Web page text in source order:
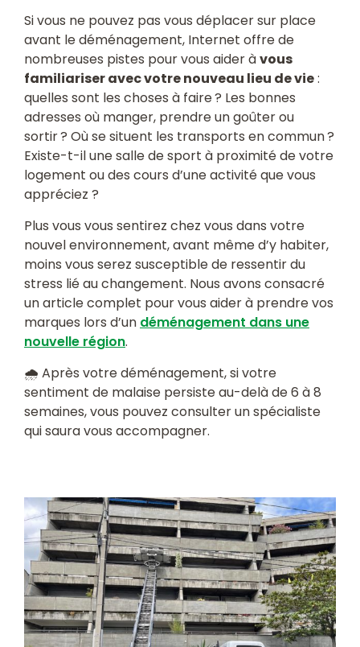
Si vous ne pouvez pas vous déplacer sur place
avant le déménagement, Internet offre de
nombreuses pistes pour vous aider àvous
familiariser avec votre nouveau lieu de vie:
quelles sont les choses à faire ? Les bonnes
adresses où manger, prendre un goûter ou
sortir ? Où se situent les transports en commun ?
Existe-t-il une salle de sport à proximité de votre
logement ou des cours d’une activité que vous
appréciez ?
Plus vous vous sentirez chez vous dans votre
nouvel environnement, avant même d’y habiter,
moins vous serez susceptible de ressentir du
stress lié au changement. Nous avons consacré
un article complet pour vous aider à prendre vos
marques lors d’un déménagement dans une
nouvelle région.
🌧️ Après votre déménagement, si votre
sentiment de malaise persiste au-delà de 6 à 8
semaines, vous pouvez consulter un spécialiste
qui saura vous accompagner.